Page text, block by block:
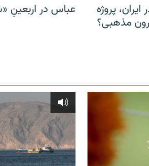
ایران، پروژه
مذهبی؟
عباس در اربعینِ